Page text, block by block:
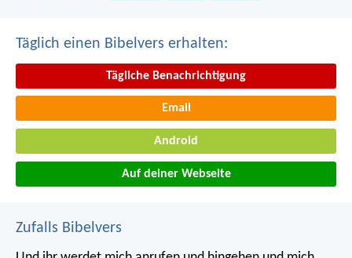
Täglich einen Bibelvers erhalten:
Tägliche Benachrichtigung
Email
Android
Auf deiner Webseite
Zufalls Bibelvers